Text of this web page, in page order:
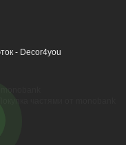
- Decor4you